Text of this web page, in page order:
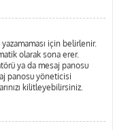
yazamaması için belirlenir.
olarak sona erer.
ya da mesaj panosu
panosu yöneticisi
kilitleyebilirsiniz.